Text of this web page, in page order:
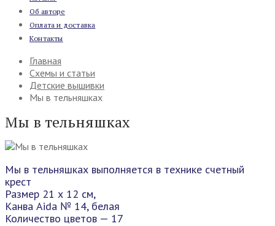
Об авторе
Оплата и доставка
Контакты
Главная
Схемы и статьи
Детские вышивки
Мы в тельняшках
Мы в тельняшках
Мы в тельняшках выполняется в технике счетный
крест
Размер 21 х 12 см,
Канва Aida № 14, белая
Количество цветов — 17